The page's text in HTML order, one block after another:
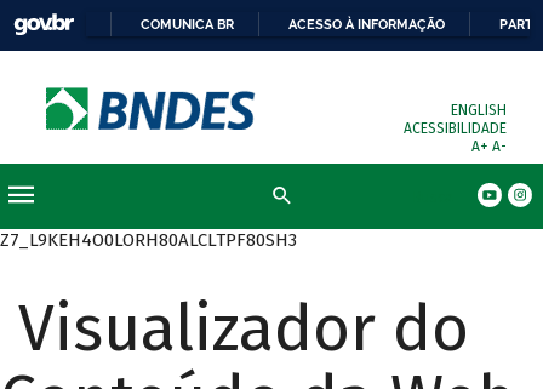
COMUNICA BR ACESSO À INFORMAÇÃO
ENGLISH
ACESSIBILIDADE
A+ A-
Z7_L9KEH4O0LORH80ALCLTPF80SH3
Visualizador do